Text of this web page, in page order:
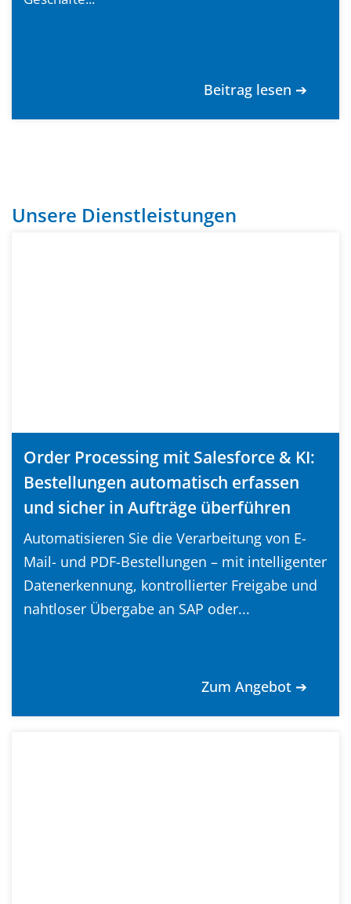
Beitrag lesen ➔
Unsere Dienstleistungen
Order Processing mit Salesforce & KI:
Bestellungen automatisch erfassen
und sicher in Aufträge überführen
Automatisieren Sie die Verarbeitung von E-
Mail- und PDF-Bestellungen – mit intelligenter
Datenerkennung, kontrollierter Freigabe und
nahtloser Übergabe an SAP oder...
Zum Angebot ➔